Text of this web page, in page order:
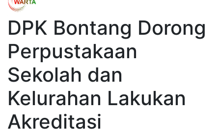
DPK Bontang Dorong
Perpustakaan
Sekolah dan
Kelurahan Lakukan
Akreditasi